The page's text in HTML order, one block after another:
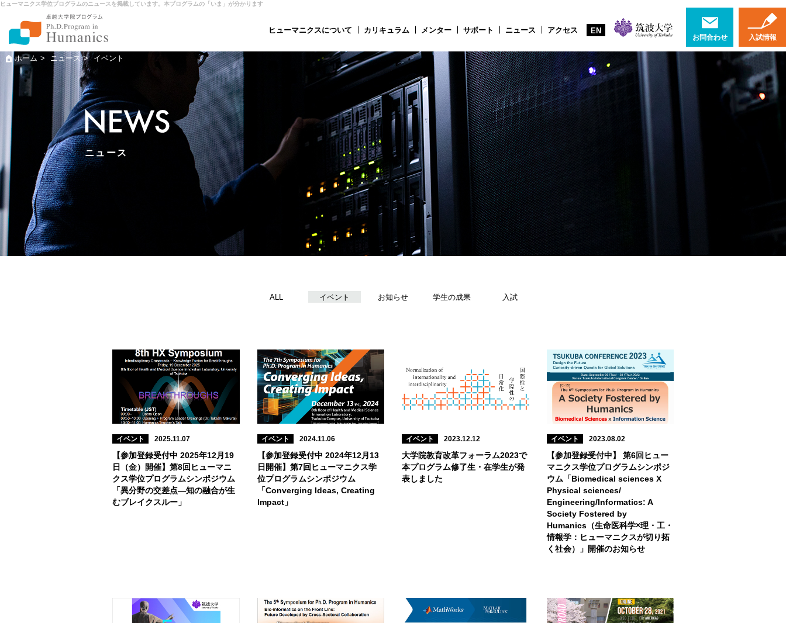
ヒューマニクス学位プログラムのニュースを掲載しています。本プログラムの「いま」が分かります
ヒューマニクスについて カリキュラム メンター サポート ニュース アクセス EN
お問合わせ 入試情報
ニュース
ホーム ニュース イベント
ALL イベント お知らせ 学生の成果 入試
イベント 2025.11.07
【参加登録受付中 2025年12月19
日（金）開催】第8回ヒューマニ
クス学位プログラムシンポジウム
「異分野の交差点―知の融合が生
むブレイクスルー」
イベント 2024.11.06
【参加登録受付中 2024年12月13
日開催】第7回ヒューマニクス学
位プログラムシンポジウム
「Converging Ideas, Creating
Impact」
イベント 2023.12.12
大学院教育改革フォーラム2023で
本プログラム修了生・在学生が発
表しました
イベント 2023.08.02
【参加登録受付中】 第6回ヒュー
マニクス学位プログラムシンポジ
ウム「Biomedical sciences X
Physical sciences/
Engineering/Informatics: A
Society Fostered by
Humanics（生命医科学×理・工・
情報学：ヒューマニクスが切り拓
く社会）」開催のお知らせ
ヒューマニクスについて カリキュラム
メンター サポート
ニュース アクセス
入試情報 お問合せ